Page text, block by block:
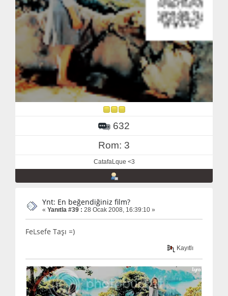
632
Rom: 3
CatafaLque <3
Ynt: En beğendiğiniz film?
« Yanıtla #39 : 28 Ocak 2008, 16:39:10 »
FeLsefe Taşı =)
Kayıtlı